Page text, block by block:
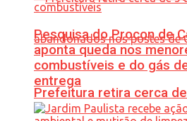
Prefeitura retira cerca
Pesquisa do Procon de
aponta queda nos
combustíveis e do gás
entrega